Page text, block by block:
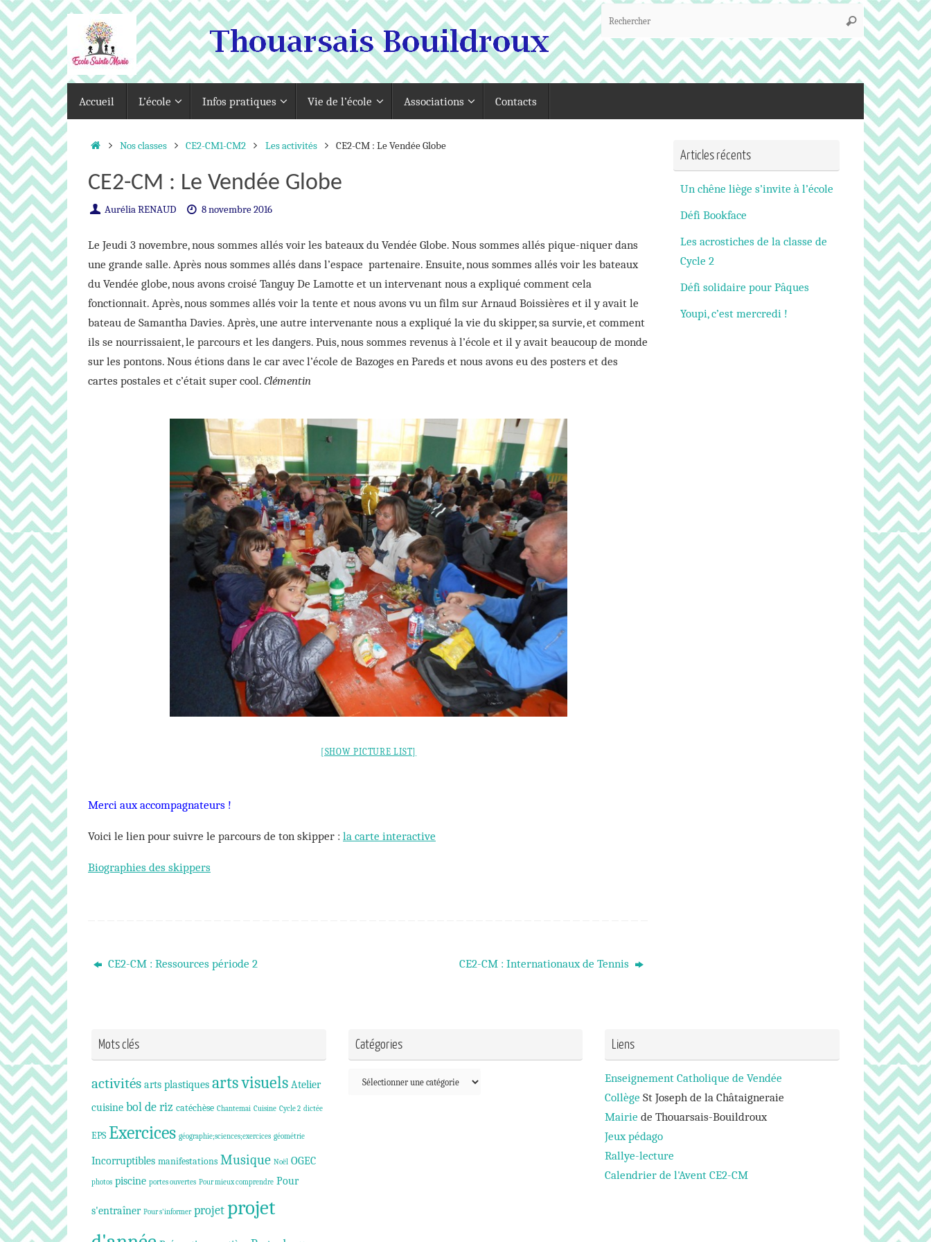
Passer
au
contenu
Recherche
pour
:
Rechercher
au
contenu
Accueil L’école Infos pratiques Vie de l’école Associations Contacts
AccueilNos classes CE2-CM1-CM2 Les activités CE2-CM : Le Vendée Globe
CE2-CM : Le Vendée Globe
Aurélia RENAUD 8 novembre 2016
Le Jeudi 3 novembre, nous sommes allés voir les bateaux du Vendée Globe. Nous sommes allés pique-niquer dans
une grande salle. Après nous sommes allés dans l’espace partenaire. Ensuite, nous sommes allés voir les bateaux
du Vendée globe, nous avons croisé Tanguy De Lamotte et un intervenant nous a expliqué comment cela
fonctionnait. Après, nous sommes allés voir la tente et nous avons vu un film sur Arnaud Boissières et il y avait le
bateau de Samantha Davies. Après, une autre intervenante nous a expliqué la vie du skipper, sa survie, et comment
ils se nourrissaient, le parcours et les dangers. Puis, nous sommes revenus à l’école et il y avait beaucoup de monde
sur les pontons. Nous étions dans le car avec l’école de Bazoges en Pareds et nous avons eu des posters et des
cartes postales et c’était super cool. Clémentin
[SHOW PICTURE LIST]
Merci aux accompagnateurs !
Voici le lien pour suivre le parcours de ton skipper : la carte interactive
Biographies des skippers
CE2-CM : Ressources période 2 CE2-CM : Internationaux de Tennis
Articles récents
Un chêne liège s’invite à l’école
Défi Bookface
Les acrostiches de la classe de
Cycle 2
Défi solidaire pour Pâques
Youpi, c’est mercredi !
Mots clés
activités arts plastiques arts visuels Atelier
cuisine bol de riz catéchèse Chantemai Cuisine Cycle 2 dictée
EPS Exercices géographie;sciences;exercices géométrie
Incorruptibles manifestations Musique Noël OGEC
photos piscine portes ouvertes Pour mieux comprendre Pour
s'entraîner Pour s'informer projetprojet
Catégories
Catégories
Liens
Enseignement Catholique de Vendée
Collège St Joseph de la Châtaigneraie
Mairie de Thouarsais-Bouildroux
Jeux pédago
Rallye-lecture
Calendrier de l'Avent CE2-CM